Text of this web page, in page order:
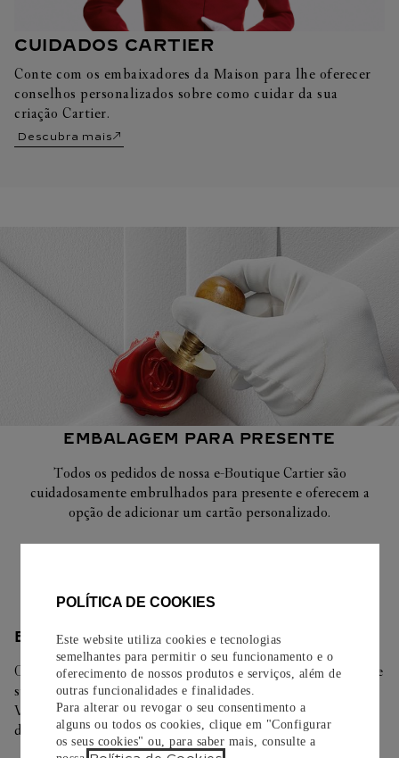
POLÍTICA DE COOKIES
Este website utiliza cookies e tecnologias
semelhantes para permitir o seu funcionamento e o
oferecimento de nossos produtos e serviços, além de
outras funcionalidades e finalidades.
Para alterar ou revogar o seu consentimento a
alguns ou todos os cookies, clique em "Configurar
os seus cookies" ou, para saber mais, consulte a
CUIDADOS CARTIER
Conte com os embaixadores da Maison para lhe oferecer
conselhos personalizados sobre como cuidar da sua
criação Cartier.
Descubra mais
EMBALAGEM PARA PRESENTE
Todos os pedidos de nossa e-Boutique Cartier são
cuidadosamente embrulhados para presente e oferecem a
opção de adicionar um cartão personalizado.
ENTREGA/DEVOLUÇÃO
Oferecemos diferentes opções de entrega. Selecione o envio de
sua preferência na finalização de seu pedido.
Você pode trocar ou devolver sua criação Cartier em até 30
dias.